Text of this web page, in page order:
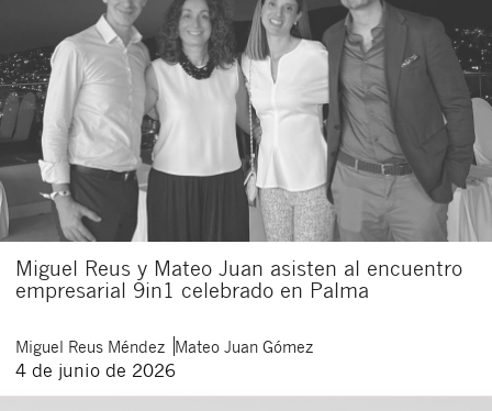
Miguel Reus y Mateo Juan asisten al encuentro
empresarial 9in1 celebrado en Palma
Miguel Reus Méndez Mateo Juan Gómez
4 de junio de 2026